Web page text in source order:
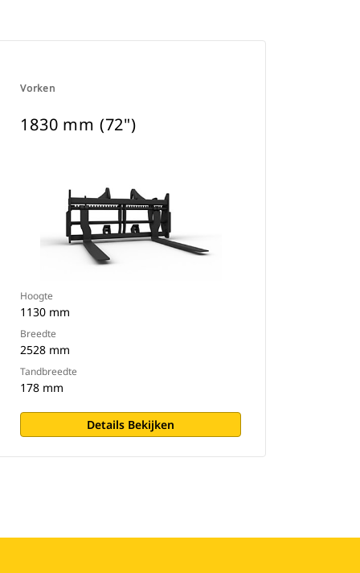
Vorken
1830 mm (72")
Hoogte
1130 mm
Breedte
2528 mm
Tandbreedte
178 mm
Details Bekijken